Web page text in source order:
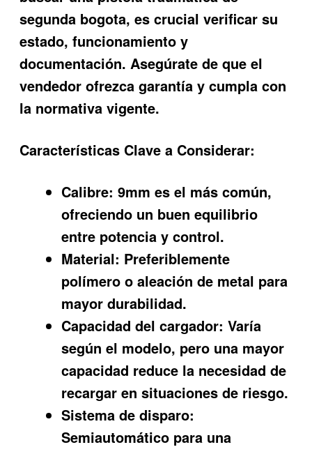
segunda bogota, es crucial verificar su
estado, funcionamiento y
documentación. Asegúrate de que el
vendedor ofrezca garantía y cumpla con
la normativa vigente.
Características Clave a Considerar:
Calibre: 9mm es el más común,
ofreciendo un buen equilibrio
entre potencia y control.
Material: Preferiblemente
polímero o aleación de metal para
mayor durabilidad.
Capacidad del cargador: Varía
según el modelo, pero una mayor
capacidad reduce la necesidad de
recargar en situaciones de riesgo.
Sistema de disparo:
Semiautomático para una